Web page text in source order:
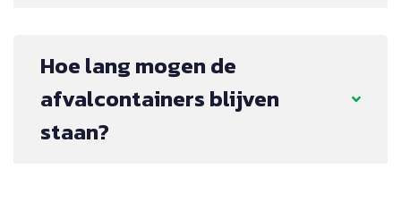
Hoe lang mogen de
afvalcontainers blijven
staan?